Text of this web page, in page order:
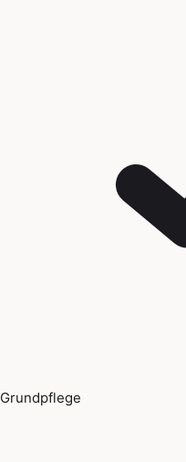
Grundpflege